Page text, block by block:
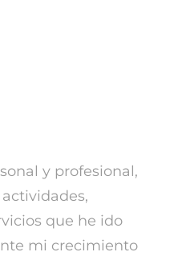
y profesional,
que he ido
mi crecimiento